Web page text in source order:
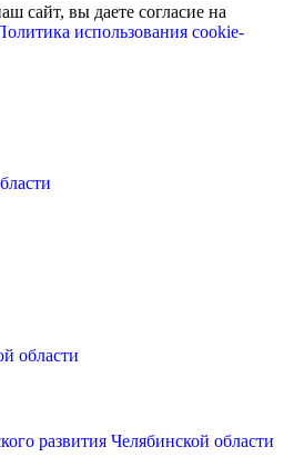
сайт, вы даете согласие на
использования cookie-
области
развития Челябинской области